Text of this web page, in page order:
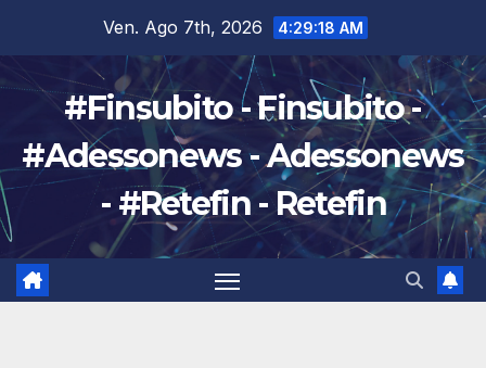
contenuto
Ven. Ago 7th, 2026 4:29:19 AM
#Finsubito - Finsubito -
#Adessonews - Adessonews
- #Retefin - Retefin